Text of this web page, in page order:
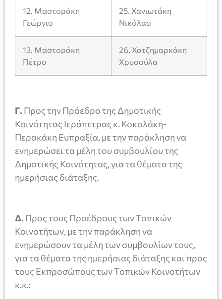
12. Μαστοράκη
Γεώργιο
25. Χανιωτάκη
Νικόλαο
13. Μαστοράκη
Πέτρο
26. Χατζημαρκάκη
Χρυσούλα
Γ. Προς την Πρόεδρο της Δημοτικής
Κοινότητας Ιεράπετρας κ. Κοκολάκη-
Περακάκη Ευπραξία, με την παράκληση να
ενημερώσει τα μέλη του συμβουλίου της
Δημοτικής Κοινότητας, για τα θέματα της
ημερήσιας διάταξης.
Δ. Προς τους Προέδρους των Τοπικών
Κοινοτήτων, με την παράκληση να
ενημερώσουν τα μέλη των συμβουλίων τους,
για τα θέματα της ημερήσιας διάταξης και προς
τους Εκπροσώπους των Τοπικών Κοινοτήτων
κ.κ.: